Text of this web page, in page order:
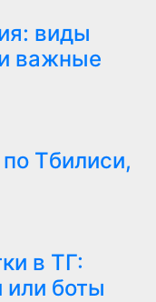
виды
важные
Тбилиси,
в ТГ:
или боты